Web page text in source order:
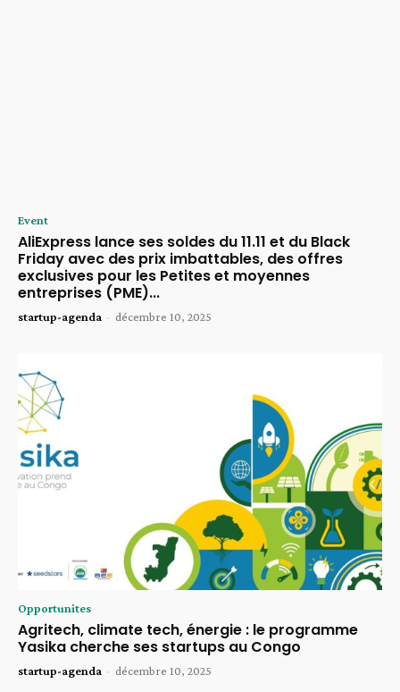
Event
AliExpress lance ses soldes du 11.11 et du Black
Friday avec des prix imbattables, des offres
exclusives pour les Petites et moyennes
entreprises (PME)...
startup-agenda - décembre 10, 2025
Opportunites
Agritech, climate tech, énergie : le programme
Yasika cherche ses startups au Congo
startup-agenda - décembre 10, 2025